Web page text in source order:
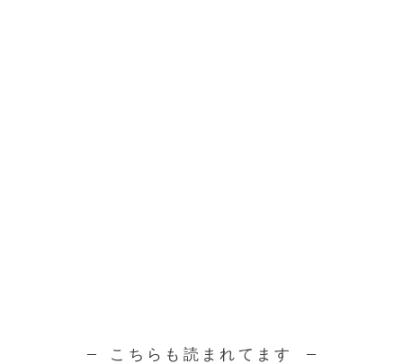
こちらも読まれてます